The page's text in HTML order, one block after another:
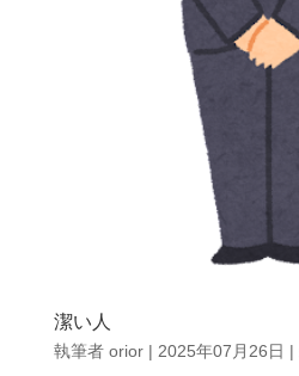
潔い人
執筆者 orior| 2025年07月26日 |